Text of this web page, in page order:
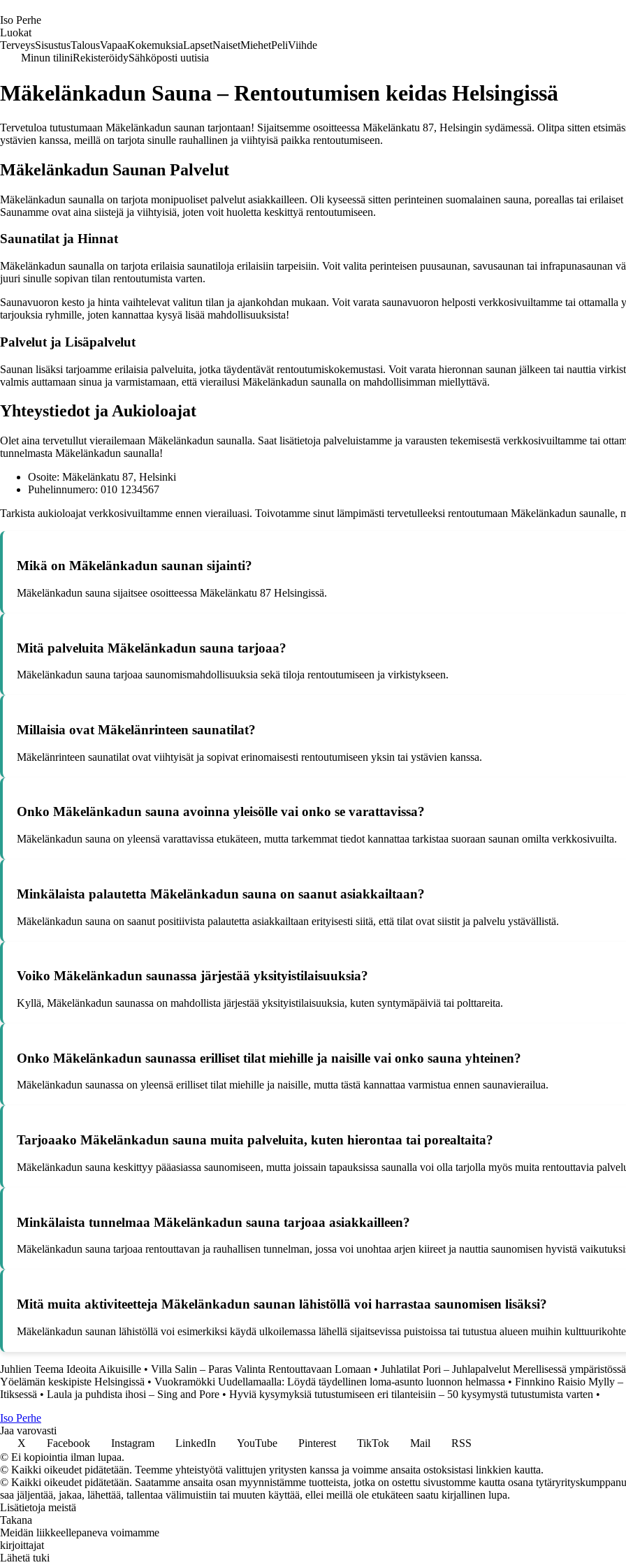
Iso Perhe
Luokat
TerveysSisustusTalousVapaaKokemuksiaLapsetNaisetMiehetPeliViihde
Minun tiliniRekisteröidySähköposti uutisia
Mäkelänkadun Sauna – Rentoutumisen keidas Helsingissä
Tervetuloa tutustumaan Mäkelänkadun saunan tarjontaan! Sijaitsemme osoitteessa Mäkelänkatu 87, Helsingin sydämessä. Olitpa sitten
ystävien kanssa, meillä on tarjota sinulle rauhallinen ja viihtyisä paikka rentoutumiseen.
Mäkelänkadun Saunan Palvelut
Mäkelänkadun saunalla on tarjota monipuoliset palvelut asiakkailleen. Oli kyseessä sitten perinteinen suomalainen sauna, poreallas tai
Saunamme ovat aina siistejä ja viihtyisiä, joten voit huoletta keskittyä rentoutumiseen.
Saunatilat ja Hinnat
Mäkelänkadun saunalla on tarjota erilaisia saunatiloja erilaisiin tarpeisiin. Voit valita perinteisen puusaunan, savusaunan tai
juuri sinulle sopivan tilan rentoutumista varten.
Saunavuoron kesto ja hinta vaihtelevat valitun tilan ja ajankohdan mukaan. Voit varata saunavuoron helposti verkkosivuiltamme tai ottamalla
tarjouksia ryhmille, joten kannattaa kysyä lisää mahdollisuuksista!
Palvelut ja Lisäpalvelut
Saunan lisäksi tarjoamme erilaisia palveluita, jotka täydentävät rentoutumiskokemustasi. Voit varata hieronnan saunan jälkeen tai nauttia
valmis auttamaan sinua ja varmistamaan, että vierailusi Mäkelänkadun saunalla on mahdollisimman miellyttävä.
Yhteystiedot ja Aukioloajat
Olet aina tervetullut vierailemaan Mäkelänkadun saunalla. Saat lisätietoja palveluistamme ja varausten tekemisestä verkkosivuiltamme tai
tunnelmasta Mäkelänkadun saunalla!
Osoite: Mäkelänkatu 87, Helsinki
Puhelinnumero: 010 1234567
Tarkista aukioloajat verkkosivuiltamme ennen vierailuasi. Toivotamme sinut lämpimästi tervetulleeksi rentoutumaan Mäkelänkadun saunalle,
Mikä on Mäkelänkadun saunan sijainti?
Mäkelänkadun sauna sijaitsee osoitteessa Mäkelänkatu 87 Helsingissä.
Mitä palveluita Mäkelänkadun sauna tarjoaa?
Mäkelänkadun sauna tarjoaa saunomismahdollisuuksia sekä tiloja rentoutumiseen ja virkistykseen.
Millaisia ovat Mäkelänrinteen saunatilat?
Mäkelänrinteen saunatilat ovat viihtyisät ja sopivat erinomaisesti rentoutumiseen yksin tai ystävien kanssa.
Onko Mäkelänkadun sauna avoinna yleisölle vai onko se varattavissa?
Mäkelänkadun sauna on yleensä varattavissa etukäteen, mutta tarkemmat tiedot kannattaa tarkistaa suoraan saunan omilta verkkosivuilta.
Minkälaista palautetta Mäkelänkadun sauna on saanut asiakkailtaan?
Mäkelänkadun sauna on saanut positiivista palautetta asiakkailtaan erityisesti siitä, että tilat ovat siistit ja palvelu ystävällistä.
Voiko Mäkelänkadun saunassa järjestää yksityistilaisuuksia?
Kyllä, Mäkelänkadun saunassa on mahdollista järjestää yksityistilaisuuksia, kuten syntymäpäiviä tai polttareita.
Onko Mäkelänkadun saunassa erilliset tilat miehille ja naisille vai onko sauna yhteinen?
Mäkelänkadun saunassa on yleensä erilliset tilat miehille ja naisille, mutta tästä kannattaa varmistua ennen saunavierailua.
Tarjoaako Mäkelänkadun sauna muita palveluita, kuten hierontaa tai porealtaita?
Mäkelänkadun sauna keskittyy pääasiassa saunomiseen, mutta joissain tapauksissa saunalla voi olla tarjolla myös muita rentouttavia
Minkälaista tunnelmaa Mäkelänkadun sauna tarjoaa asiakkailleen?
Mäkelänkadun sauna tarjoaa rentouttavan ja rauhallisen tunnelman, jossa voi unohtaa arjen kiireet ja nauttia saunomisen hyvistä
Mitä muita aktiviteetteja Mäkelänkadun saunan lähistöllä voi harrastaa saunomisen lisäksi?
Mäkelänkadun saunan lähistöllä voi esimerkiksi käydä ulkoilemassa lähellä sijaitsevissa puistoissa tai tutustua alueen muihin
Juhlien Teema Ideoita Aikuisille • Villa Salin – Paras Valinta Rentouttavaan Lomaan • Juhlatilat Pori – Juhlapalvelut Merellisessä ympäristössä
Yöelämän keskipiste Helsingissä • Vuokramökki Uudellamaalla: Löydä täydellinen loma-asunto luonnon helmassa • Finnkino Raisio Mylly –
Itiksessä • Laula ja puhdista ihosi – Sing and Pore • Hyviä kysymyksiä tutustumiseen eri tilanteisiin – 50 kysymystä tutustumista varten •
Iso Perhe
Jaa varovasti
X
Facebook Instagram LinkedIn YouTube Pinterest TikTok Mail
RSS
© Ei kopiointia ilman lupaa.
© Kaikki oikeudet pidätetään. Teemme yhteistyötä valittujen yritysten kanssa ja voimme ansaita ostoksistasi linkkien kautta.
© Kaikki oikeudet pidätetään. Saatamme ansaita osan myynnistämme tuotteista, jotka on ostettu sivustomme kautta osana
saa jäljentää, jakaa, lähettää, tallentaa välimuistiin tai muuten käyttää, ellei meillä ole etukäteen saatu kirjallinen lupa.
Lisätietoja meistä
Takana
Meidän liikkeellepaneva voimamme
kirjoittajat
Lähetä tuki